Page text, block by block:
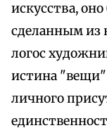
искусства,
сделанным из
логос
истина
личного